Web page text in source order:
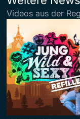
Videos aus der